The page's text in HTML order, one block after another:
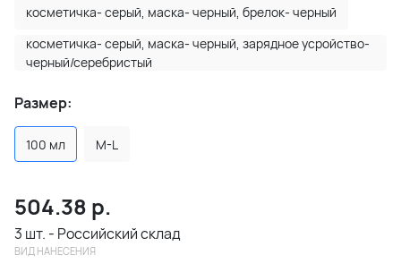
косметичка- серый, маска- черный, брелок- черный
косметичка- серый, маска- черный, зарядное усройство-
черный/серебристый
Размер:
100 мл M-L
504.38 р.
3 шт. - Российский склад
ВИД НАНЕСЕНИЯ